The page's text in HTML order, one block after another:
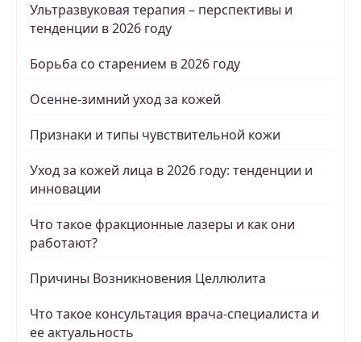
Ультразвуковая терапия – перспективы и
тенденции в 2026 году
Борьба со старением в 2026 году
Осенне-зимний уход за кожей
Признаки и типы чувствительной кожи
Уход за кожей лица в 2026 году: тенденции и
инновации
Что такое фракционные лазеры и как они
работают?
Причины Возникновения Целлюлита
Что такое консультация врача-специалиста и
ее актуальность